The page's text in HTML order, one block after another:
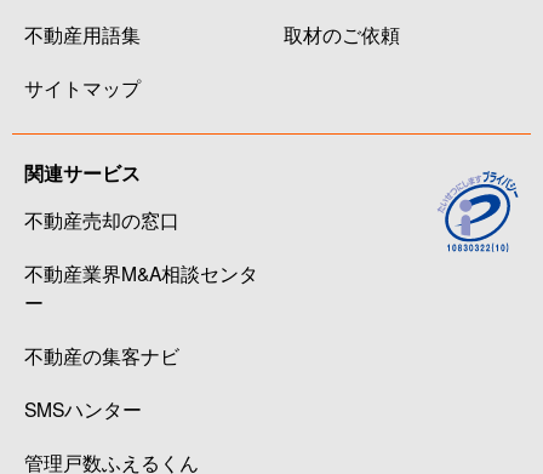
不動産用語集
サイトマップ
取材のご依頼
関連サービス
不動産売却の窓口
不動産業界M&A相談センタ
ー
不動産の集客ナビ
SMSハンター
管理戸数ふえるくん